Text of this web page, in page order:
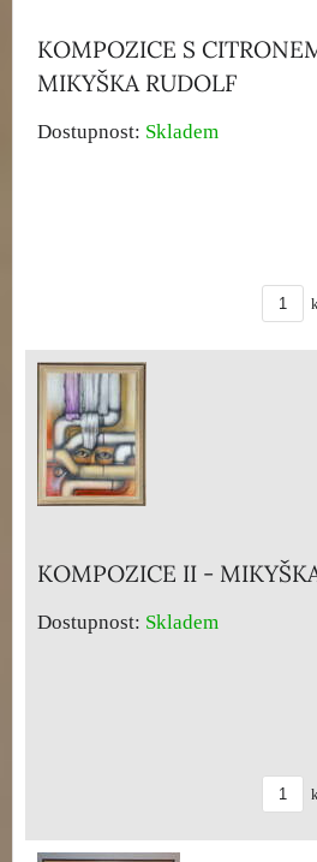
KOMPOZICE S
MIKYŠKA RUDOLF
Dostupnost: Skladem
KOMPOZICE II -
Dostupnost: Skladem